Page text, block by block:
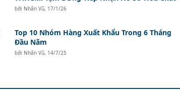
bởi Nhân Vũ, 17/1/26
Top 10 Nhóm Hàng Xuất Khẩu Trong 6 Tháng
Đầu Năm
bởi Nhân Vũ, 14/7/25